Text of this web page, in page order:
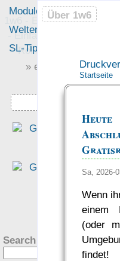
1w6 - Ein Würfel System
- Einfach saubere, freie
Rollenspiel-Regeln
Startseite
Sa, 2026-
Wenn
einem
(oder
findet!
Über 1w6
Module
Welten
SL-Tipps
» einfach saubere «
» Regeln «
Über 1w6
Search this site: